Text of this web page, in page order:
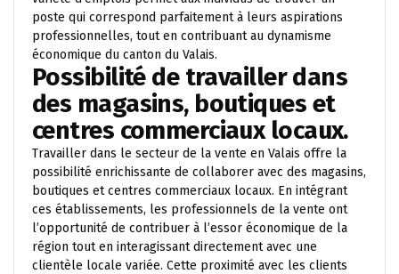
poste qui correspond parfaitement à leurs aspirations
professionnelles, tout en contribuant au dynamisme
économique du canton du Valais.
Possibilité de travailler dans
des magasins, boutiques et
centres commerciaux locaux.
Travailler dans le secteur de la vente en Valais offre la
possibilité enrichissante de collaborer avec des magasins,
boutiques et centres commerciaux locaux. En intégrant
ces établissements, les professionnels de la vente ont
l’opportunité de contribuer à l’essor économique de la
région tout en interagissant directement avec une
clientèle locale variée. Cette proximité avec les clients